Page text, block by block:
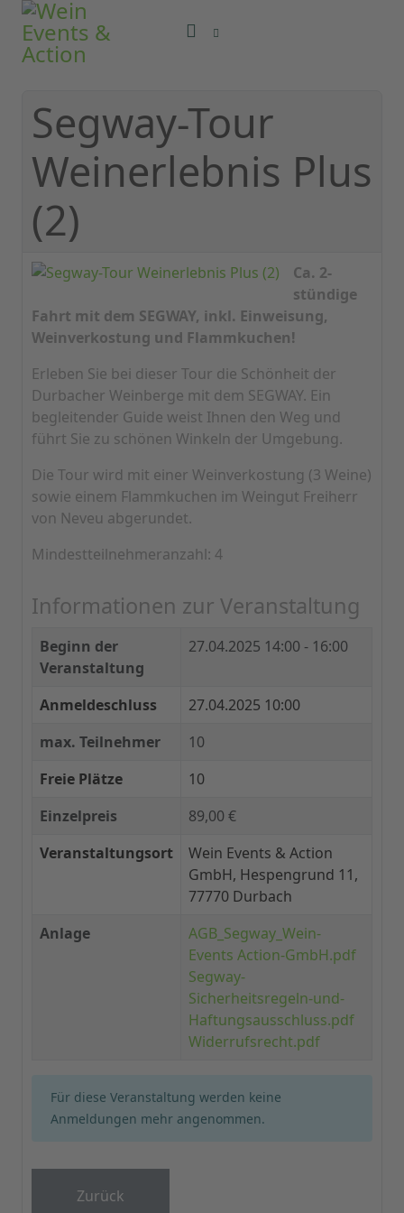
Segway-Tour
Weinerlebnis Plus
(2)
Ca. 2-
stündige
Fahrt mit dem SEGWAY, inkl. Einweisung,
Weinverkostung und Flammkuchen!
Erleben Sie bei dieser Tour die Schönheit der
Durbacher Weinberge mit dem SEGWAY. Ein
begleitender Guide weist Ihnen den Weg und
führt Sie zu schönen Winkeln der Umgebung.
Die Tour wird mit einer Weinverkostung (3 Weine)
sowie einem Flammkuchen im Weingut Freiherr
von Neveu abgerundet.
Mindestteilnehmeranzahl: 4
Informationen zur Veranstaltung
Beginn der
Veranstaltung
27.04.2025 14:00 - 16:00
Anmeldeschluss
27.04.2025 10:00
max. Teilnehmer
10
Freie Plätze
10
Einzelpreis
89,00 €
Veranstaltungsort
Wein Events & Action
GmbH, Hespengrund 11,
77770 Durbach
Anlage
AGB_Segway_Wein-
Events Action-GmbH.pdf
Segway-
Sicherheitsregeln-und-
Haftungsausschluss.pdf
Widerrufsrecht.pdf
Für diese Veranstaltung werden keine
Anmeldungen mehr angenommen.
Zurück